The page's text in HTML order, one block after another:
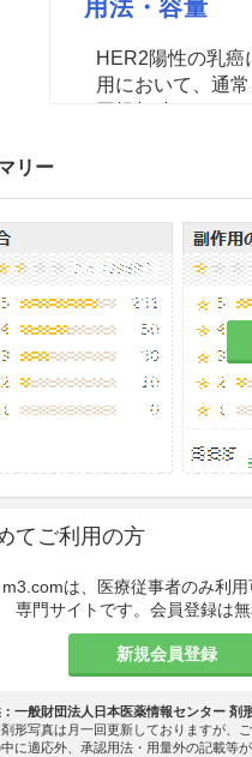
用法・容量
HER2陽性の乳癌
用において、通
がん化学療法後
にはトラスツズ
回、ペルツズマ
20mgを60分か
れば、2回目以降
注意事項
重要な基本的注意
8.1左室機能不全
況・重篤度等に
出率（LVEF）
断すること。［
8.2好中球減少症
を行うなど観察
8.3腫瘍崩壊症候
査を行うなど、
リー
てご利用の方
m3.comは、医療従事者のみ利
専門サイトです。会員登録は無
新規会員登録
一般財団法人日本医薬情報センター 剤
剤形写真は月一回更新しておりますが、
中に適応外、承認用法・用量外の記載等